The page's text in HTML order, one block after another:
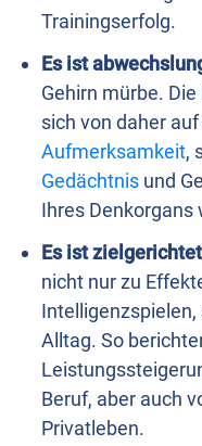
Trainingserfolg.
Es ist
Gehirn mürbe.
sich von daher
Aufmerksamkeit,
Gedächtnis und
Ihres Denkorgans
Es ist
nicht nur zu
Alltag. So
Beruf, aber auch
Privatleben.